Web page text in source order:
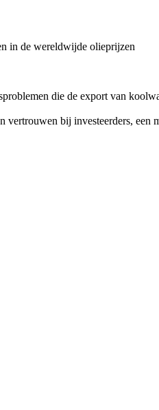
in de wereldwijde olieprijzen
die de export van
bij investeerders,